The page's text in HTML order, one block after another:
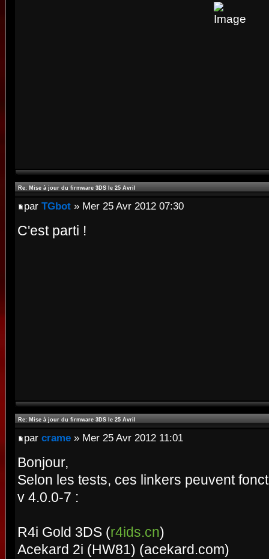
Re: Mise à jour du firmware 3DS le 25 Avril
par TGbot » Mer 25 Avr 2012 07:30
C'est parti !
Re: Mise à jour du firmware 3DS le 25 Avril
par crame » Mer 25 Avr 2012 11:01
Bonjour,
Selon les tests, ces linkers peuvent
v 4.0.0-7 :
R4i Gold 3DS (r4ids.cn)
Acekard 2i (HW81) (acekard.com)